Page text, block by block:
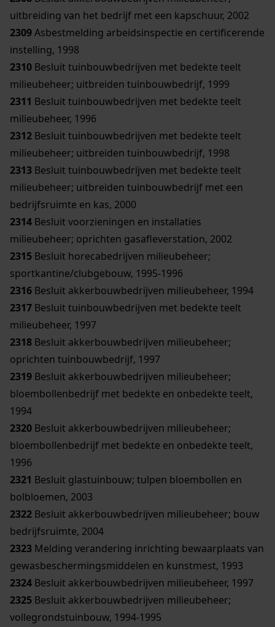
uitbreiding van het bedrijf met een kapschuur, 2002
2309Asbestmelding arbeidsinspectie en certificerende
instelling, 1998
2310 Besluit tuinbouwbedrijven met bedekte teelt
milieubeheer; uitbreiden tuinbouwbedrijf, 1999
2311 Besluit tuinbouwbedrijven met bedekte teelt
milieubeheer, 1996
2312 Besluit tuinbouwbedrijven met bedekte teelt
milieubeheer; uitbreiden tuinbouwbedrijf, 1998
2313 Besluit tuinbouwbedrijven met bedekte teelt
milieubeheer; uitbreiden tuinbouwbedrijf met een
bedrijfsruimte en kas, 2000
2314 Besluit voorzieningen en installaties
milieubeheer; oprichten gasafleverstation, 2002
2315 Besluit horecabedrijven milieubeheer;
sportkantine/clubgebouw, 1995-1996
2316 Besluit akkerbouwbedrijven milieubeheer, 1994
2317 Besluit tuinbouwbedrijven met bedekte teelt
milieubeheer, 1997
2318 Besluit akkerbouwbedrijven milieubeheer;
oprichten tuinbouwbedrijf, 1997
2319 Besluit akkerbouwbedrijven milieubeheer;
bloembollenbedrijf met bedekte en onbedekte teelt,
1994
2320 Besluit akkerbouwbedrijven milieubeheer;
bloembollenbedrijf met bedekte en onbedekte teelt,
1996
2321 Besluit glastuinbouw; tulpen bloembollen en
bolbloemen, 2003
2322 Besluit akkerbouwbedrijven milieubeheer; bouw
bedrijfsruimte, 2004
2323 Melding verandering inrichting bewaarplaats van
gewasbeschermingsmiddelen en kunstmest, 1993
2324 Besluit akkerbouwbedrijven milieubeheer, 1997
2325 Besluit akkerbouwbedrijven milieubeheer;
vollegrondstuinbouw, 1994-1995